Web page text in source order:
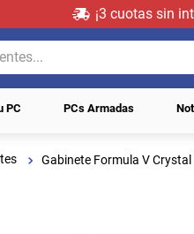
¡3 cuotas sin
PC PCs Armadas
Gabinete Formula V Crystal